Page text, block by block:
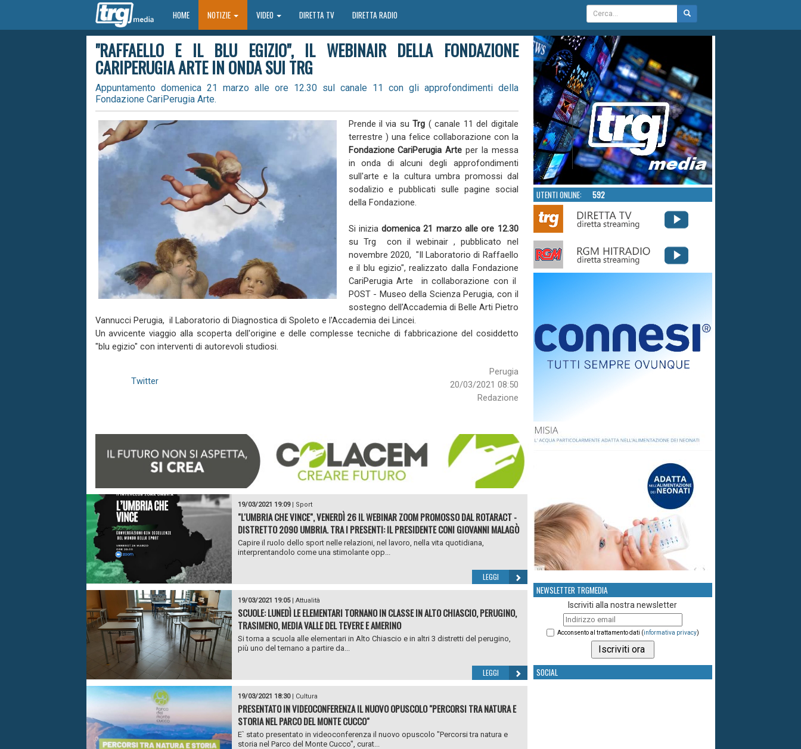
HOMEHOME NOTIZIE VIDEO DIRETTA TV DIRETTA RADIO
"RAFFAELLO E IL BLU EGIZIO", IL WEBINAIR DELLA FONDAZIONE
CARIPERUGIA ARTE IN ONDA SUI TRG
Appuntamento domenica 21 marzo alle ore 12.30 sul canale 11 con gli approfondimenti della
Fondazione CariPerugia Arte.
Prende il via suTrg ( canale 11 del digitale
terrestre ) una felice collaborazione con la
Fondazione CariPerugia Arte per la messa
in onda di alcuni degli approfondimenti
sull'arte e la cultura umbra promossi dal
sodalizio e pubblicati sulle pagine social
della Fondazione.
Si iniziadomenica 21 marzo alle ore 12.30
su Trg con il webinair , pubblicato nel
novembre 2020, "Il Laboratorio di Raffaello
e il blu egizio", realizzato dalla Fondazione
CariPerugia Arte in collaborazione con il
POST - Museo della Scienza Perugia, con il
sostegno dell'Accademia di Belle Arti Pietro
Vannucci Perugia, il Laboratorio di Diagnostica di Spoleto e l'Accademia dei Lincei.
Un avvicente viaggio alla scoperta dell'origine e delle complesse tecniche di fabbricazione del cosiddetto
"blu egizio" con interventi di autorevoli studiosi.
Perugia
20/03/2021 08:50
Redazione
Twitter
19/03/2021 19:09| Sport
"L'UMBRIA CHE VINCE", VENERDÌ 26 IL WEBINAR ZOOM PROMOSSO DAL ROTARACT -
DISTRETTO 2090 UMBRIA. TRA I PRESENTI: IL PRESIDENTE CONI GIOVANNI MALAGÒ
Capire il ruolo dello sport nelle relazioni, nel lavoro, nella vita quotidiana,
interprentandolo come una stimolante opp...
LEGGI
19/03/2021 19:05| Attualità
SCUOLE: LUNEDÌ LE ELEMENTARI TORNANO IN CLASSE IN ALTO CHIASCIO, PERUGINO,
TRASIMENO, MEDIA VALLE DEL TEVERE E AMERINO
Si torna a scuola alle elementari in Alto Chiascio e in altri 3 distretti del perugino,
più uno del ternano a partire da...
LEGGI
19/03/2021 18:30| Cultura
PRESENTATO IN VIDEOCONFERENZA IL NUOVO OPUSCOLO "PERCORSI TRA NATURA E
STORIA NEL PARCO DEL MONTE CUCCO"
E` stato presentato in videoconferenza il nuovo opuscolo "Percorsi tra natura e
storia nel Parco del Monte Cucco", curat...
UTENTI ONLINE: 592
NEWSLETTER TRGMEDIA
Iscriviti alla nostra newsletter
Acconsento al trattamento dati (informativa privacy)
SOCIAL